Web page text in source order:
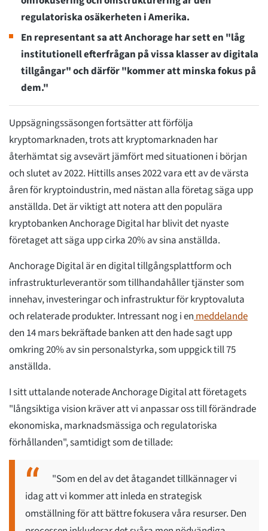
regulatoriska osäkerheten i Amerika.
En representant sa att Anchorage har sett en "låg
institutionell efterfrågan på vissa klasser av digitala
tillgångar" och därför "kommer att minska fokus på
dem."
Uppsägningssäsongen fortsätter att förfölja
kryptomarknaden, trots att kryptomarknaden har
återhämtat sig avsevärt jämfört med situationen i början
och slutet av 2022. Hittills anses 2022 vara ett av de värsta
åren för kryptoindustrin, med nästan alla företag säga upp
anställda. Det är viktigt att notera att den populära
kryptobanken Anchorage Digital har blivit det nyaste
företaget att säga upp cirka 20% av sina anställda.
Anchorage Digital är en digital tillgångsplattform och
infrastrukturleverantör som tillhandahåller tjänster som
innehav, investeringar och infrastruktur för kryptovaluta
och relaterade produkter. Intressant nog i enmeddelande
den 14 mars bekräftade banken att den hade sagt upp
omkring 20% av sin personalstyrka, som uppgick till 75
anställda.
I sitt uttalande noterade Anchorage Digital att företagets
"långsiktiga vision kräver att vi anpassar oss till förändrade
ekonomiska, marknadsmässiga och regulatoriska
förhållanden", samtidigt som de tillade:
"Som en del av det åtagandet tillkännager vi
idag att vi kommer att inleda en strategisk
omställning för att bättre fokusera våra resurser. Den